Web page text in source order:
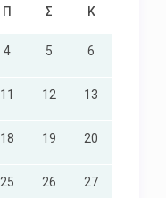
Π Σ Κ
4 5 6
11 12 13
18 19 20
25 26 27